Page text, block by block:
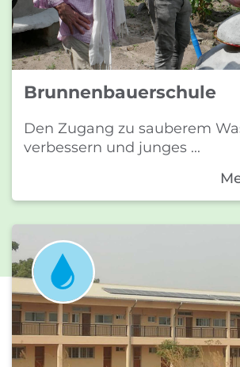
Brunnenbauerschule
Den Zugang zu sauberem
verbessern und junges ...